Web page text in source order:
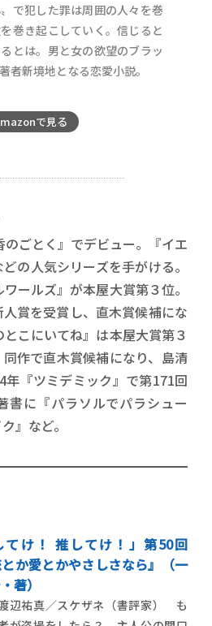
で犯した罪は周囲の人々を巻
巻き起こしていく。信じると
とは。男と女の欲望のブラッ
者新境地となる恋愛小説。
で見る
ごとく』でデビュー。『イエ
の人気シリーズを手がける。
ールズ』が本屋大賞第３位。
賞を受賞し、直木賞候補にな
こにいてね』は本屋大賞第３
作で直木賞候補になり、島清
年『ツミデミック』で第171回
書に『パラソルでパラシュー
』など。
てけ！ 推してけ！」第50回
か愛とかやさしさなら』（一
著）
辺祐真／スケザネ（書評家） も